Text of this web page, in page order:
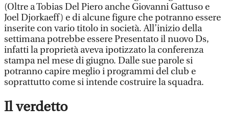
(Oltre a Tobias Del Piero anche Giovanni Gattuso e
Joel Djorkaeff) e di alcune figure che potranno essere
inserite con vario titolo in società. All’inizio della
settimana potrebbe essere Presentato il nuovo Ds,
infatti la proprietà aveva ipotizzato la conferenza
stampa nel mese di giugno. Dalle sue parole si
potranno capire meglio i programmi del club e
soprattutto come si intende costruire la squadra.
Il verdetto